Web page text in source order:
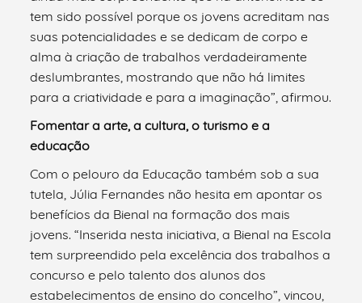
tem sido possível porque os jovens acreditam nas
suas potencialidades e se dedicam de corpo e
alma à criação de trabalhos verdadeiramente
deslumbrantes, mostrando que não há limites
para a criatividade e para a imaginação”, afirmou.
Fomentar a arte, a cultura, o turismo e a
educação
Com o pelouro da Educação também sob a sua
tutela, Júlia Fernandes não hesita em apontar os
benefícios da Bienal na formação dos mais
jovens. “Inserida nesta iniciativa, a Bienal na Escola
tem surpreendido pela excelência dos trabalhos a
concurso e pelo talento dos alunos dos
estabelecimentos de ensino do concelho”, vincou,